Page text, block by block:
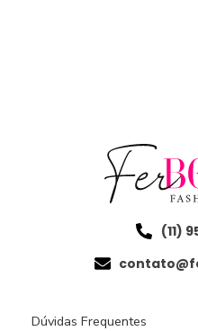
(11)
Dúvidas Frequentes